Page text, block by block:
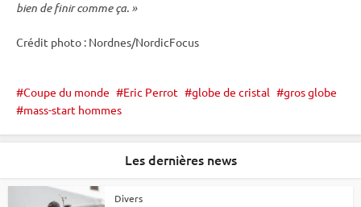
bien de finir comme ça. »
Crédit photo : Nordnes/NordicFocus
Coupe du monde Eric Perrot globe de cristal
gros globe
mass-start hommes
Les dernières news
Divers